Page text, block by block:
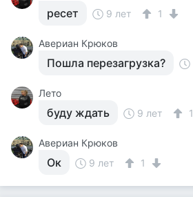
ресет 9 лет 1
Авериан Крюков
Пошла перезагрузка?
Лето
буду ждать 9 лет 1
Авериан Крюков
Ок 9 лет 1